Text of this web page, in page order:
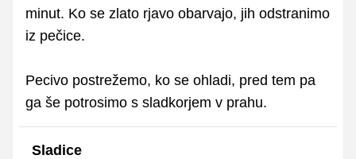
minut. Ko se zlato rjavo obarvajo, jih odstranimo
iz pečice.
Pecivo postrežemo, ko se ohladi, pred tem pa
ga še potrosimo s sladkorjem v prahu.
Sladice